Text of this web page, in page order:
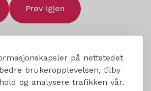
på nettstedet
brukeropplevelsen, tilby
og analysere trafikken vår.
Prøv igjen